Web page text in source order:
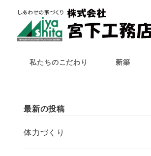
私たちのこだわり 新築
最新の投稿
体力づくり